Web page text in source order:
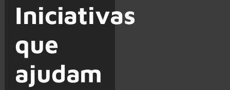
Iniciativas
que
ajudam